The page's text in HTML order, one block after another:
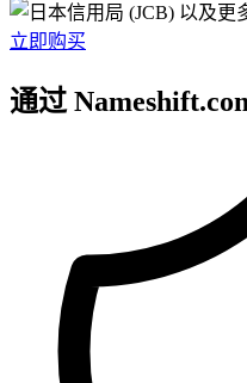
以及更
立即购买
通过